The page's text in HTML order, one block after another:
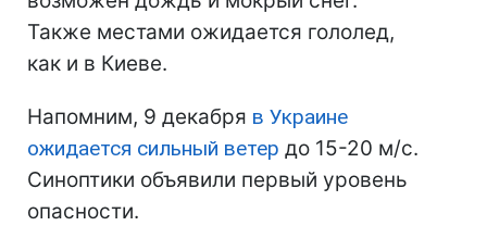
Также местами ожидается гололед,
как и в Киеве.
Напомним, 9 декабря в Украине
ожидается сильный ветер до 15-20 м/с.
Синоптики объявили первый уровень
опасности.